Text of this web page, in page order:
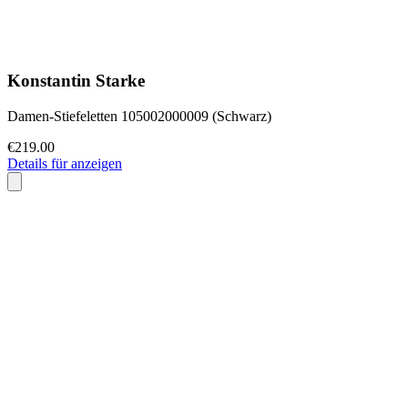
Konstantin Starke
Damen-Stiefeletten 105002000009 (Schwarz)
€219.00
Details für anzeigen